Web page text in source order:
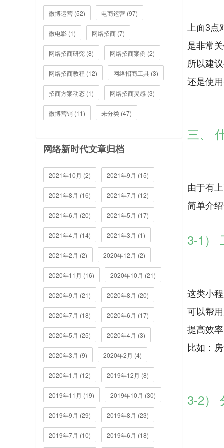
微博运营 (52) 电商运营 (97)
微电影 (1) 网络招商 (7)
网络招商研究 (8) 网络招商案例 (2)
网络招商教程 (12) 网络招商工具 (3)
招商方案动态 (1) 网络招商灵感 (3)
微博营销 (11) 未分类 (47)
网络新时代文章归档
2021年10月 (2) 2021年9月 (15)
2021年8月 (16) 2021年7月 (12)
2021年6月 (20) 2021年5月 (17)
2021年4月 (14) 2021年3月 (1)
2021年2月 (2) 2020年12月 (2)
2020年11月 (16) 2020年10月 (21)
2020年9月 (21) 2020年8月 (20)
2020年7月 (18) 2020年6月 (17)
2020年5月 (25) 2020年4月 (3)
2020年3月 (9) 2020年2月 (4)
2020年1月 (12) 2019年12月 (8)
2019年11月 (19) 2019年10月 (30)
2019年9月 (29) 2019年8月 (23)
2019年7月 (10) 2019年6月 (18)
上面3
是非常
所以建
还是使
三、
由于有
简单介
3-1）
这类小
可以帮
提高效
比如：
3-2）